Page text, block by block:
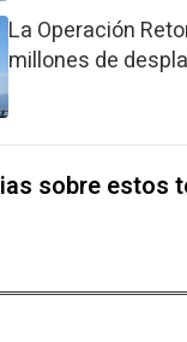
La Operación
millones de
sobre estos